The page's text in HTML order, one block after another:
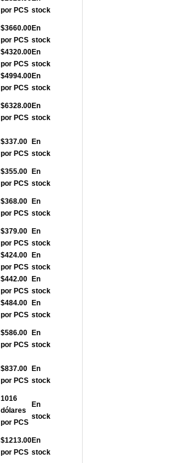
por PCS stock
$3660.00
por PCS
En
stock
$4320.00
por PCS
En
stock
$4994.00
por PCS
En
stock
$6328.00
por PCS
En
stock
$337.00
por PCS
En
stock
$355.00
por PCS
En
stock
$368.00
por PCS
En
stock
$379.00
por PCS
En
stock
$424.00
por PCS
En
stock
$442.00
por PCS
En
stock
$484.00
por PCS
En
stock
$586.00
por PCS
En
stock
$837.00
por PCS
En
stock
1016
dólares
por PCS
En
stock
$1213.00
por PCS
En
stock